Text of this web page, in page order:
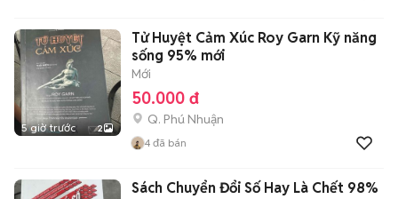
5 giờ trước 2
Tử Huyệt Cảm Xúc Roy Garn Kỹ năng
sống 95% mới
Mới
50.000 đ
Q. Phú Nhuận
4 đã bán
Sách Chuyển Đổi Số Hay Là Chết 98%